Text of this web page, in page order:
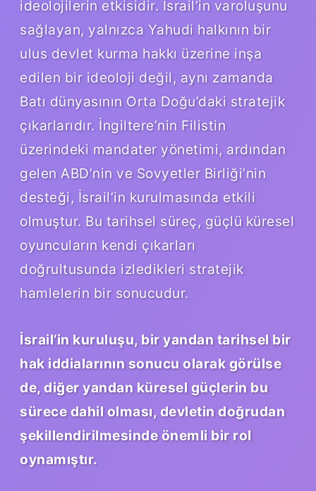
ideolojilerin etkisidir. İsrail’in varoluşunu
sağlayan, yalnızca Yahudi halkının bir
ulus devlet kurma hakkı üzerine inşa
edilen bir ideoloji değil, aynı zamanda
Batı dünyasının Orta Doğu’daki stratejik
çıkarlarıdır. İngiltere’nin Filistin
üzerindeki mandater yönetimi, ardından
gelen ABD’nin ve Sovyetler Birliği’nin
desteği, İsrail’in kurulmasında etkili
olmuştur. Bu tarihsel süreç, güçlü küresel
oyuncuların kendi çıkarları
doğrultusunda izledikleri stratejik
hamlelerin bir sonucudur.
İsrail’in kuruluşu, bir yandan tarihsel bir
hak iddialarının sonucu olarak görülse
de, diğer yandan küresel güçlerin bu
sürece dahil olması, devletin doğrudan
şekillendirilmesinde önemli bir rol
oynamıştır.